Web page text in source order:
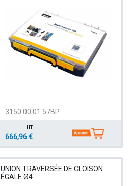
3150 00 01 57BP
HT
666,96 €
UNION TRAVERSÉE DE CLOISON
ÉGALE Ø4